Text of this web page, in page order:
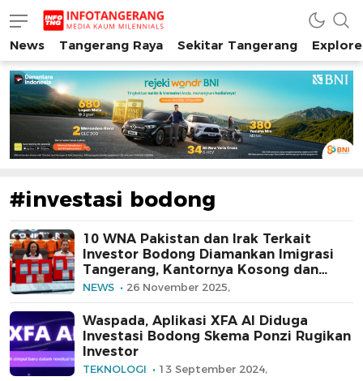
INFO TANGERANG
Media Kaum Millenials Tangerang Raya
News Tangerang Raya Sekitar Tangerang
#investasi bodong
10 WNA Pakistan dan Irak Terkait
Investor Bodong Diamankan Imigrasi
Tangerang, Kantornya Kosong dan
Aktivitas Tak Jelas!
NEWS 26 November 2025,
Waspada, Aplikasi XFA AI Diduga
Investasi Bodong Skema Ponzi Rugikan
Investor
TEKNOLOGI 13 September 2024,